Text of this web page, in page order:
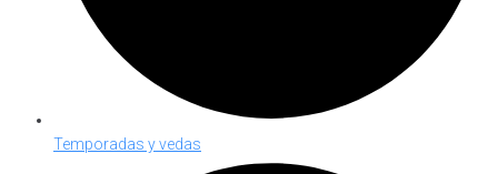
Temporadas y vedas